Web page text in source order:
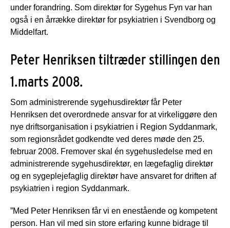
under forandring. Som direktør for Sygehus Fyn var han
også i en årrække direktør for psykiatrien i Svendborg og
Middelfart.
Peter Henriksen tiltræder stillingen den
1.marts 2008.
Som administrerende sygehusdirektør får Peter
Henriksen det overordnede ansvar for at virkeliggøre den
nye driftsorganisation i psykiatrien i Region Syddanmark,
som regionsrådet godkendte ved deres møde den 25.
februar 2008. Fremover skal én sygehusledelse med en
administrerende sygehusdirektør, en lægefaglig direktør
og en sygeplejefaglig direktør have ansvaret for driften af
psykiatrien i region Syddanmark.
”Med Peter Henriksen får vi en enestående og kompetent
person. Han vil med sin store erfaring kunne bidrage til